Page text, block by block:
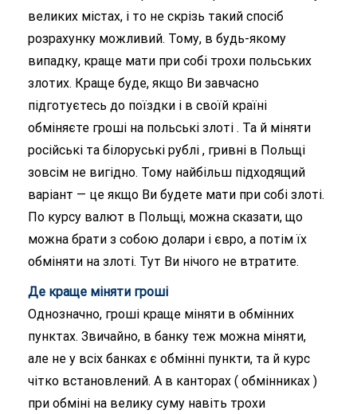
великих містах, і то не скрізь такий спосіб
розрахунку можливий. Тому, в будь-якому
випадку, краще мати при собі трохи польських
злотих. Краще буде, якщо Ви завчасно
підготуєтесь до поїздки і в своїй країні
обміняєте гроші на польські злоті . Та й міняти
російські та білоруські рублі , гривні в Польщі
зовсім не вигідно. Тому найбільш підходящий
варіант — це якщо Ви будете мати при собі злоті.
По курсу валют в Польщі, можна сказати, що
можна брати з собою долари і євро, а потім їх
обміняти на злоті. Тут Ви нічого не втратите.
Де краще міняти гроші
Однозначно, гроші краще міняти в обмінних
пунктах. Звичайно, в банку теж можна міняти,
але не у всіх банках є обмінні пункти, та й курс
чітко встановлений. А в канторах ( обмінниках )
при обміні на велику суму навіть трохи